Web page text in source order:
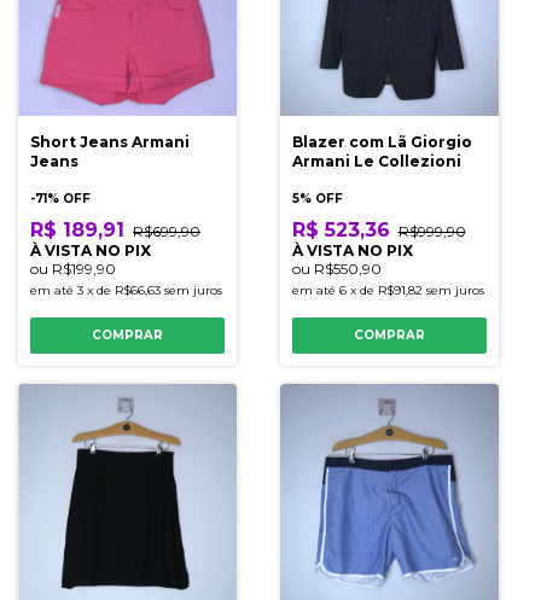
Short Jeans Armani
Jeans
-71% OFF
R$ 189,91 R$699,90
À VISTA NO PIX
ou R$199,90
em até 3 x de R$66,63 sem juros
COMPRAR
Blazer com Lã Giorgio
Armani Le Collezioni
5% OFF
R$ 523,36 R$999,90
À VISTA NO PIX
ou R$550,90
em até 6 x de R$91,82 sem juros
COMPRAR